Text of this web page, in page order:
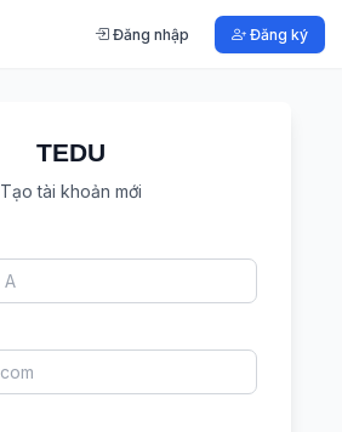
Đăng nhập Đăng ký
TEDU
Tạo tài khoản mới